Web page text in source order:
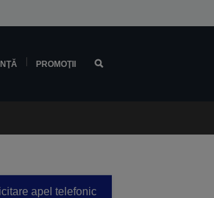
PROMOŢII
apel telefonic